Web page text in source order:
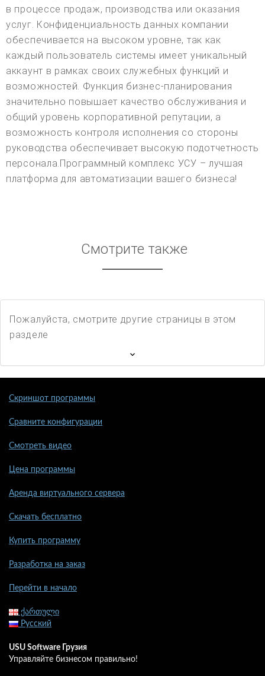
в процессе продаж, производства или оказания
услуг. Конфиденциальность данных компании
обеспечивается на высоком уровне, так как
каждый пользователь системы имеет уникальный
аккаунт в рамках своих служебных функций и
возможностей. Функция бизнес-планирования
значительно повышает качество обслуживания и
общий уровень корпоративной репутации, а
возможность контроля исполнения со стороны
руководства обеспечивает высокую подотчетность
персонала.Программный комплекс УСУ – лучшая
платформа для автоматизации вашего бизнеса!
Смотрите также
Пожалуйста, смотрите другие страницы в этом
разделе
Скриншот программы
Сравните конфигурации
Смотреть видео
Цена программы
Аренда виртуального сервера
Скачать бесплатно
Купить программу
Разработка на заказ
Перейти в начало
ქართული
Русский
USU Software Грузия
Управляйте бизнесом правильно!